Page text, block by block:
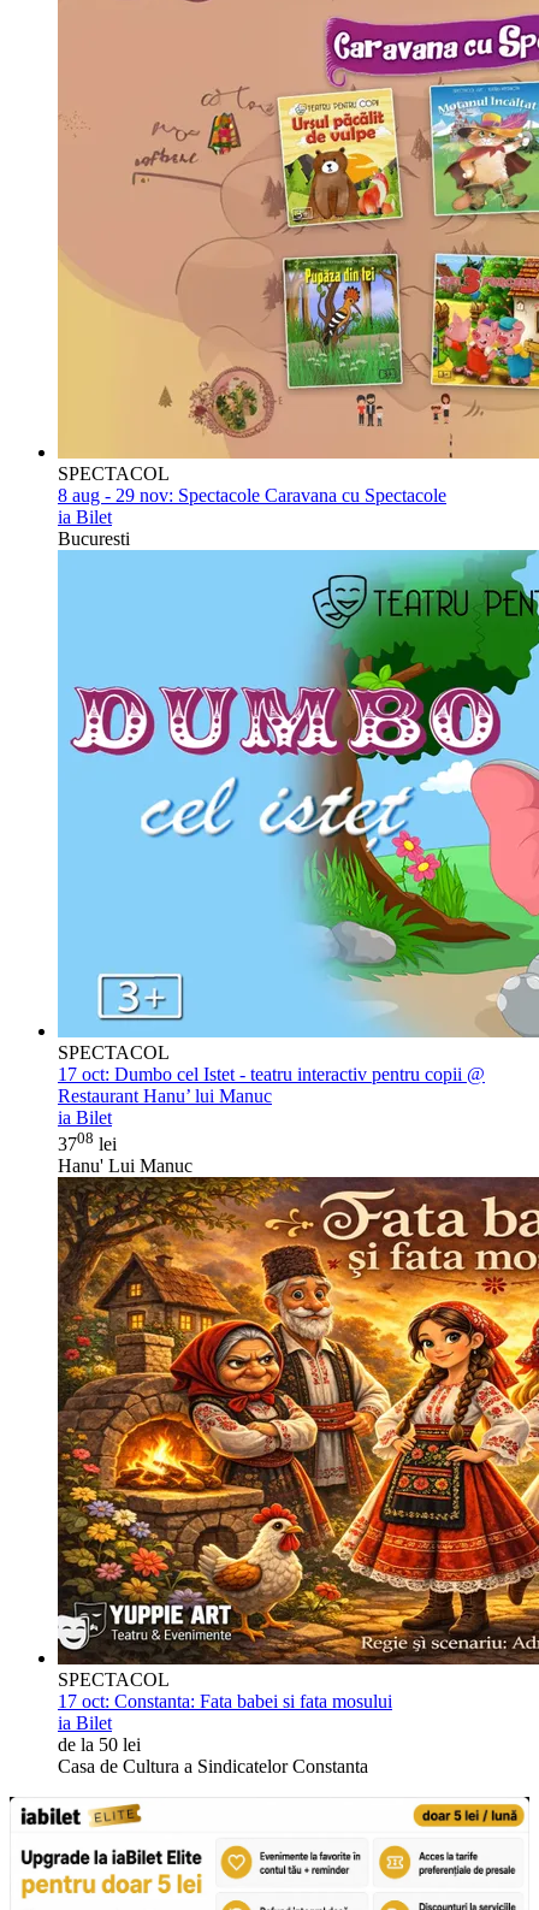
SPECTACOL
8 aug - 29 nov: Spectacole Caravana cu Spectacole
ia Bilet
Bucuresti
SPECTACOL
17 oct: Dumbo cel Istet - teatru interactiv pentru copii @
Restaurant Hanu’ lui Manuc
ia Bilet
3708 lei
Hanu' Lui Manuc
SPECTACOL
17 oct: Constanta: Fata babei si fata mosului
ia Bilet
de la 50 lei
Casa de Cultura a Sindicatelor Constanta